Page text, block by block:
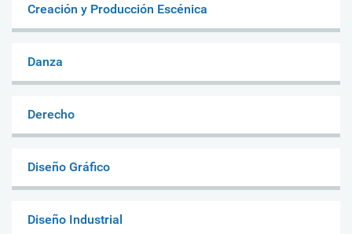
Creación y Producción Escénica
Danza
Derecho
Diseño Gráfico
Diseño Industrial